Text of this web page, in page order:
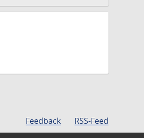
Feedback RSS-Feed